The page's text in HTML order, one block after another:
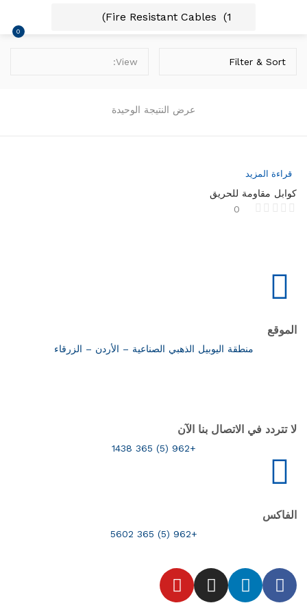
0
Lost password?
عرض النتيجة الوحيدة
Filter & Sort
View:
قراءة المزيد
كوابل مقاومة للحريق
0
الموقع
منطقة اليوبيل الذهبي الصناعية – الأردن – الزرقاء
لا تتردد في الاتصال بنا الآن
+962 (5) 365 1438
الفاكس
+962 (5) 365 5602